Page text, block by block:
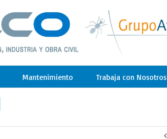
Mantenimiento Trabaja con Nosotros